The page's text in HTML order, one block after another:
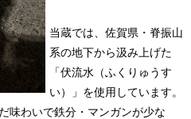
当蔵では、佐賀県・脊振山
系の地下から汲み上げた
「伏流水（ふくりゅうす
い）」を使用しています。
味わいで鉄分・マンガンが少な